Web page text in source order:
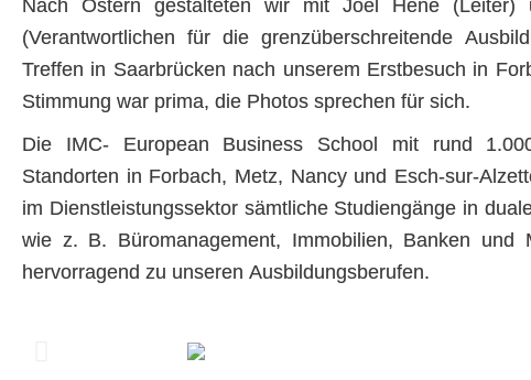
Nach Ostern gestalteten wir mit Joël Héné (Leiter)
(Verantwortlichen für die grenzüberschreitende
Treffen in Saarbrücken nach unserem Erstbesuch in
Stimmung war prima, die Photos sprechen für sich.
Die IMC- European Business School mit rund
Standorten in Forbach, Metz, Nancy und Esch-sur-
im Dienstleistungssektor sämtliche Studiengänge in
wie z. B. Büromanagement, Immobilien, Banken und
hervorragend zu unseren Ausbildungsberufen.